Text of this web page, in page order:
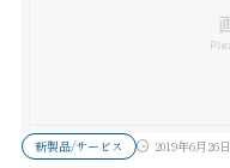
新製品/サービス 2019年6月26日